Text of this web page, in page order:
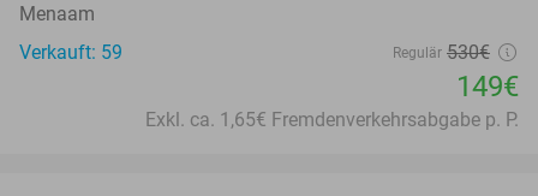
Menaam
Verkauft: 59
Regulär 530€
149€
Exkl. ca. 1,65€ Fremdenverkehrsabgabe p. P.